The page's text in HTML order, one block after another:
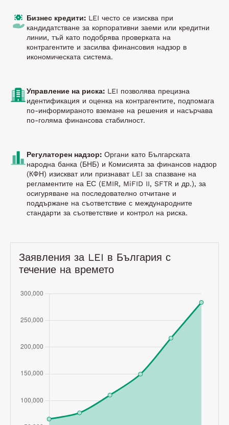
Бизнес кредити: LEI често се изисква при
кандидатстване за корпоративни заеми или кредитни
линии, тъй като подобрява проверката на
контрагентите и засилва финансовия надзор в
икономическата система.
Управление на риска: LEI позволява прецизна
идентификация и оценка на контрагентите, подпомага
по-информираното вземане на решения и насърчава
по-голяма финансова стабилност.
Регулаторен надзор: Органи като Българската
народна банка (БНБ) и Комисията за финансов надзор
(КФН) изискват или признават LEI за спазване на
регламентите на ЕС (EMIR, MiFID II, SFTR и др.), за
осигуряване на последователно отчитане и
поддържане на съответствие с международните
стандарти за съответствие и контрол на риска.
Заявления за LEI в България с
течение на времето